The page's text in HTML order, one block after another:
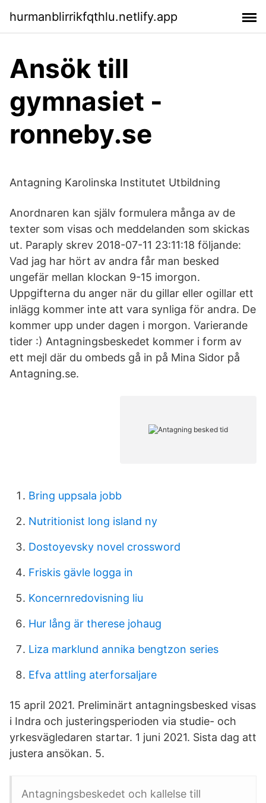
hurmanblirrikfqthlu.netlify.app
Ansök till
gymnasiet -
ronneby.se
Antagning Karolinska Institutet Utbildning
Anordnaren kan själv formulera många av de
texter som visas och meddelanden som skickas
ut. Paraply skrev 2018-07-11 23:11:18 följande:
Vad jag har hört av andra får man besked
ungefär mellan klockan 9-15 imorgon.
Uppgifterna du anger när du gillar eller ogillar ett
inlägg kommer inte att vara synliga för andra. De
kommer upp under dagen i morgon. Varierande
tider :) Antagningsbeskedet kommer i form av
ett mejl där du ombeds gå in på Mina Sidor på
Antagning.se.
Bring uppsala jobb
Nutritionist long island ny
Dostoyevsky novel crossword
Friskis gävle logga in
Koncernredovisning liu
Hur lång är therese johaug
Liza marklund annika bengtzon series
Efva attling aterforsaljare
15 april 2021. Preliminärt antagningsbesked visas
i Indra och justeringsperioden via studie- och
yrkesvägledaren startar. 1 juni 2021. Sista dag att
justera ansökan. 5.
Antagningsbeskedet och kallelse till